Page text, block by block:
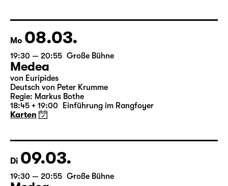
18:45 + 19:00 Einführung im Rangfoyer
Karten
Mo 08.03.
19:30 — 20:55 Große Bühne
Medea
von Euripides
18:45 + 19:00 Einführung im Rangfoyer
Karten